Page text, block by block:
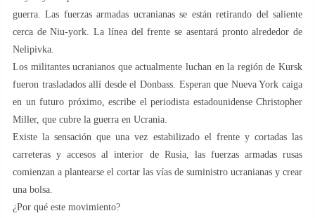
guerra. Las fuerzas armadas ucranianas se están retirando del saliente
cerca de Niu-york. La línea del frente se asentará pronto alrededor de
Nelipivka.
Los militantes ucranianos que actualmente luchan en la región de Kursk
fueron trasladados allí desde el Donbass. Esperan que Nueva York caiga
en un futuro próximo, escribe el periodista estadounidense Christopher
Miller, que cubre la guerra en Ucrania.
Existe la sensación que una vez estabilizado el frente y cortadas las
carreteras y accesos al interior de Rusia, las fuerzas armadas rusas
comienzan a plantearse el cortar las vías de suministro ucranianas y crear
una bolsa.
¿Por qué este movimiento?